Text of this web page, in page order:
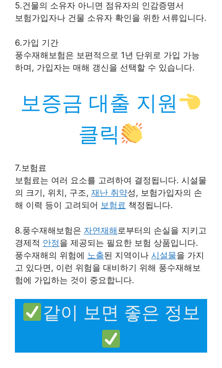
5.건물의 소유자 아니면 점유자의 인감증명서
보험가입자나 건물 소유자 확인을 위한 서류입니다.
6.가입 기간
풍수재해보험은 보편적으로 1년 단위로 가입 가능
하며, 가입자는 매해 갱신을 선택할 수 있습니다.
보증금 대출 지원
클릭
7.보험료
보험료는 여러 요소를 고려하여 결정됩니다. 시설물
의 크기, 위치, 구조, 재난 취약성, 보험가입자의 손
해 이력 등이 고려되어 보험료 책정됩니다.
8.풍수재해보험은 자연재해 로부터의 손실을 지키고
경제적 안정을 제공되는 필요한 보험 상품입니다.
풍수재해의 위험에 노출된 지역이나 시설물을 가지
고 있다면, 이런 위험을 대비하기 위해 풍수재해보
험에 가입하는 것이 중요합니다.
같이 보면 좋은 정보